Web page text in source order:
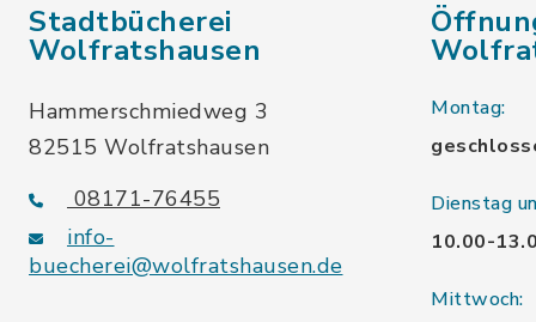
Stadtbücherei
Wolfratshausen
Hammerschmiedweg 3
82515 Wolfratshausen
08171-76455
info-
buecherei@wolfratshausen.de
Montag:
Dienstag
10.00-
Mittwoch: